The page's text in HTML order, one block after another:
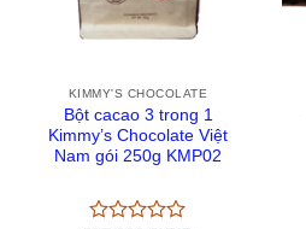
KIMMY'S CHOCOLATE
Bột cacao 3 trong 1
Kimmy’s Chocolate Việt
Nam gói 250g KMP02